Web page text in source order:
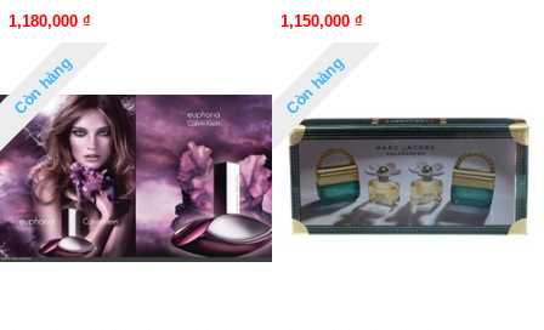
1,180,000 ₫ 1,150,000 ₫
Còn hàng Còn hàng